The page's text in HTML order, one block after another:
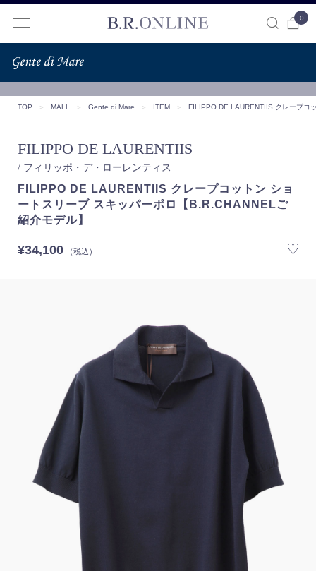
0
TOP ＞ MALL ＞ Gente di Mare ＞ ITEM ＞ FILIPPO DE LAURENTIIS クレープコ
FILIPPO DE LAURENTIIS
/ フィリッポ・デ・ローレンティス
FILIPPO DE LAURENTIIS クレープコットン ショ
ートスリーブ スキッパーポロ【B.R.CHANNELご
紹介モデル】
¥34,100（税込）